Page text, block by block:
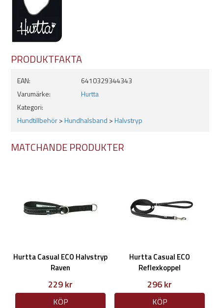
Tvättråd
PRODUKTFAKTA
EAN:
6410329344343
Varumärke:
Hurtta
Kategori:
Hundtillbehör>Hundhalsband >Halvstryp
MATCHANDE PRODUKTER
Hurtta Casual ECO Halvstryp
Raven
229 kr
KÖP
Hurtta Casual ECO
Reflexkoppel
296 kr
KÖP